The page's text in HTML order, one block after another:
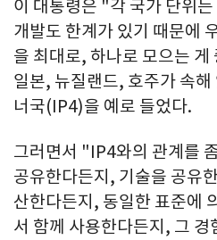
이 대통령은 "각 국가 단위
개발도 한계가 있기 때문에
을 최대로, 하나로 모으는
일본, 뉴질랜드, 호주가 속
너국(IP4)을 예로 들었다.
그러면서 "IP4와의 관계를
공유한다든지, 기술을 공유
산한다든지, 동일한 표준에
서 함께 사용한다든지, 그 경